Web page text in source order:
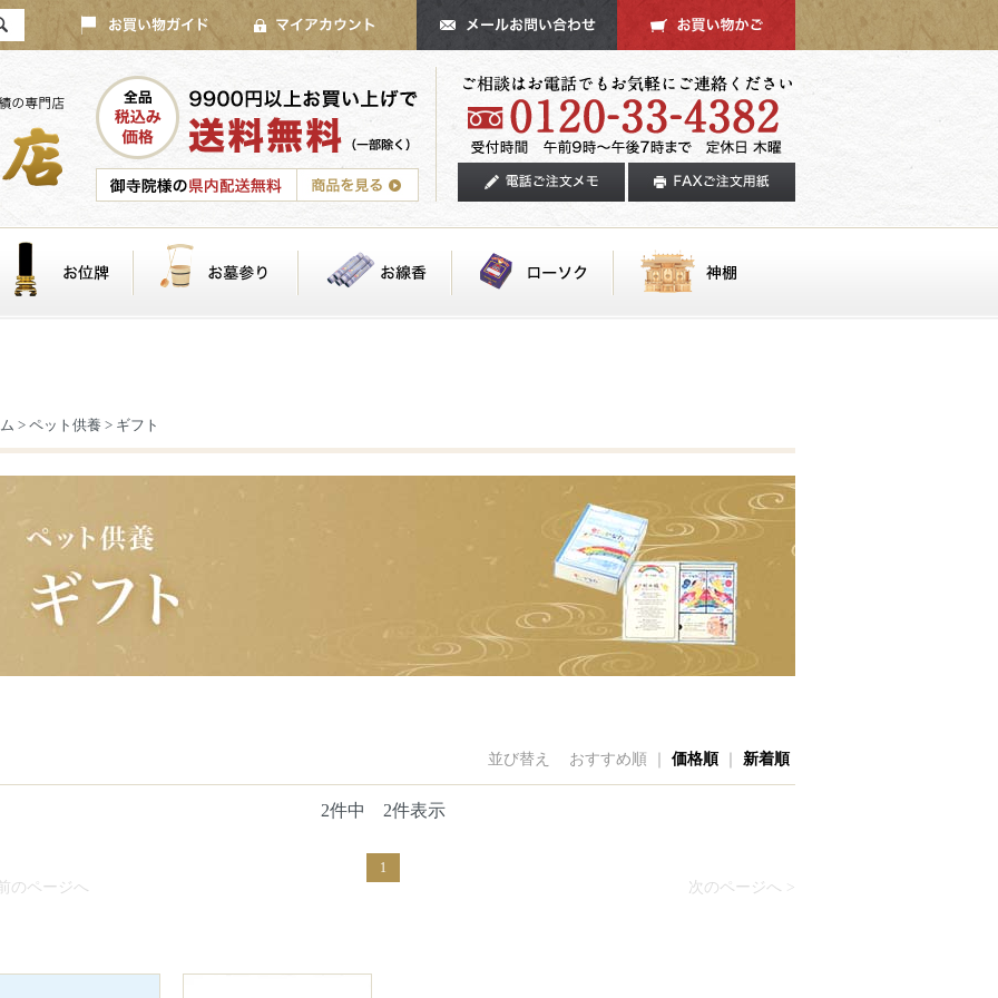
> ペット供養 > ギフト
新着順
価格順
おすすめ順 ｜
並び替え
2件中 2件表示
1
ページへ 次のページへ >